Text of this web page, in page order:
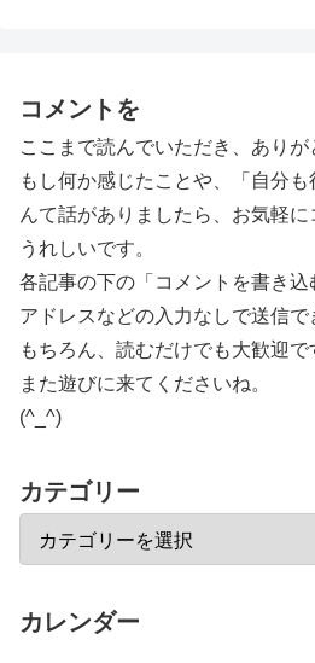
コメントを
ここまで読んでいただき、ありが
もし何か感じたことや、「自分
んて話がありましたら、お気軽
うれしいです。
各記事の下の「コメントを書き
アドレスなどの入力なしで送信で
もちろん、読むだけでも大歓迎で
また遊びに来てくださいね。
(^_^)
カテゴリー
カレンダー